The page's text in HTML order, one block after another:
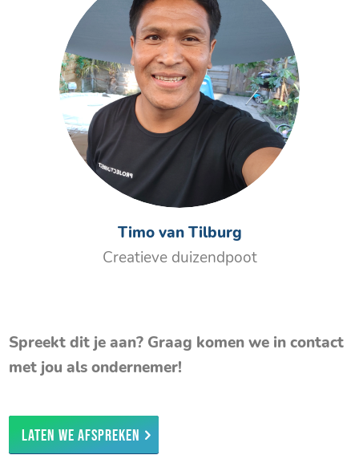
Timo van Tilburg
Creatieve duizendpoot
Spreekt dit je aan? Graag komen we in contact
met jou als ondernemer!
Laten we afspreken